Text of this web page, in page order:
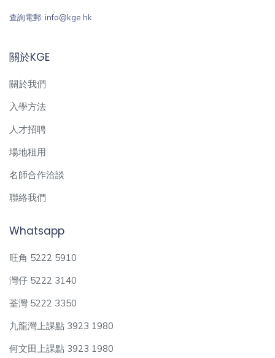
查詢電郵: info@kge.hk
關於KGE
關於我們
入學方法
人才招聘
場地租用
名師合作洽談
聯絡我們
Whatsapp
旺角 5222 5910
灣仔 5222 3140
荃灣 5222 3350
九龍灣上課點 3923 1980
何文田上課點 3923 1980